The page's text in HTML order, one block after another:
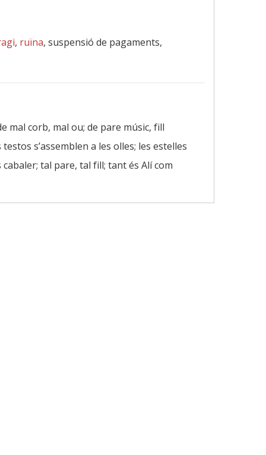
, ruïna, suspensió de pagaments,
mal corb, mal ou; de pare músic, fill
s’assemblen a les olles; les estelles
tal pare, tal fill; tant és Alí com